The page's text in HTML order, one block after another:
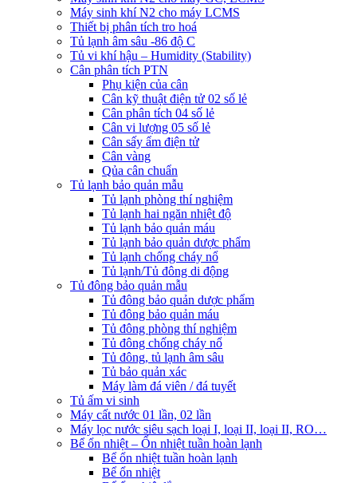
Máy sinh khí N2 cho máy LCMS
Thiết bị phân tích tro hoá
Tủ lạnh âm sâu -86 độ C
Tủ vi khí hậu – Humidity (Stability)
Cân phân tích PTN
Phụ kiện của cân
Cân kỹ thuật điện tử 02 số lẻ
Cân phân tích 04 số lẻ
Cân vi lượng 05 số lẻ
Cân sấy ẩm điện tử
Cân vàng
Qủa cân chuẩn
Tủ lạnh bảo quản mẫu
Tủ lạnh phòng thí nghiệm
Tủ lạnh hai ngăn nhiệt độ
Tủ lạnh bảo quản máu
Tủ lạnh bảo quản dược phẩm
Tủ lạnh chống cháy nổ
Tủ lạnh/Tủ đông di động
Tủ đông bảo quản mẫu
Tủ đông bảo quản dược phẩm
Tủ đông bảo quản máu
Tủ đông phòng thí nghiệm
Tủ đông chống cháy nổ
Tủ đông, tủ lạnh âm sâu
Tủ bảo quản xác
Máy làm đá viên / đá tuyết
Tủ ấm vi sinh
Máy cất nước 01 lần, 02 lần
Máy lọc nước siêu sạch loại I, loại II, loại II, RO…
Bể ổn nhiệt – Ổn nhiệt tuần hoàn lạnh
Bể ổn nhiệt tuần hoàn lạnh
Bể ổn nhiệt